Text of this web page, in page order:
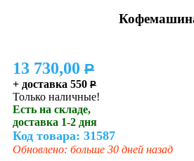
13 730,00 P
+ доставка 550 P
Только наличные!
Есть на складе,
доставка 1-2 дня
Код товара: 31587
Обновлено: больше 30 дней назад